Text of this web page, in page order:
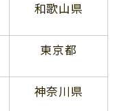
和歌山県
東京都
神奈川県